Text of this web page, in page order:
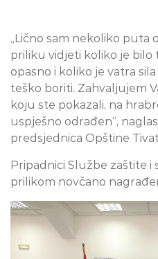
„Lično sam nekoliko puta
priliku vidjeti koliko je bilo
opasno i koliko je vatra
teško boriti. Zahvaljujem
koju ste pokazali, na
uspješno odrađen“,
predsjednica Opštine
Pripadnici Službe zaštite i
prilikom novčano